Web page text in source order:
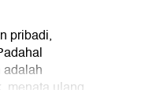
pribadi,
menata ulang
yang bisa